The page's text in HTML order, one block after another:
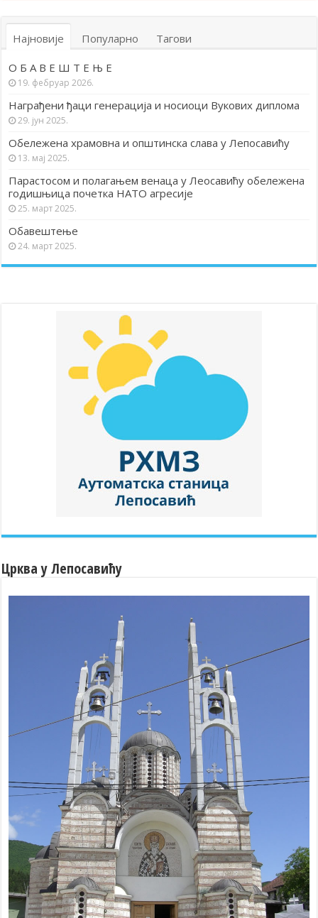
Најновије Популарно Тагови
О Б А В Е Ш Т Е Њ Е
19. фебруар 2026.
Награђени ђаци генерација и носиоци Вукових диплома
29. јун 2025.
Обележена храмовна и општинска слава у Лепосавићу
13. мај 2025.
Парастосом и полагањем венаца у Леосавићу обележена
годишњица почетка НАТО агресије
25. март 2025.
Обавештење
24. март 2025.
Црква у Лепосавићу